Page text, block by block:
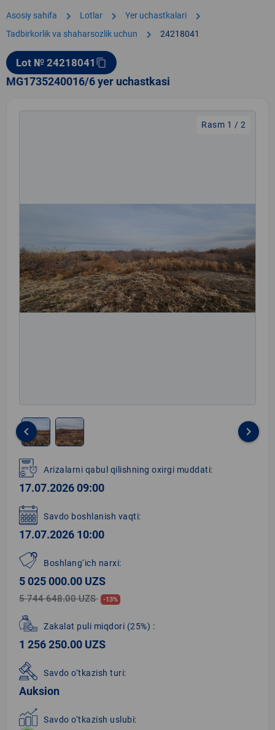
Asosiy sahifa chevron_right Lotlar chevron_right Yer uchastkalari chevron_right
Tadbirkorlik va shaharsozlik uchun chevron_right 24218041
Lot № 24218041 content_copy
MG1735240016/6 yer uchastkasi
Rasm 1 / 2
1
of
2
keyboard_arrow_left keyboard_arrow_right
Arizalarni qabul qilishning oxirgi muddati:
17.07.2026 09:00
Savdo boshlanish vaqti:
17.07.2026 10:00
Boshlang‘ich narxi:
5 025 000.00 UZS
5 744 648.00 UZS -13%
Zakalat puli miqdori (25%) :
1 256 250.00 UZS
Savdo o‘tkazish turi:
Auksion
Savdo o‘tkazish uslubi: